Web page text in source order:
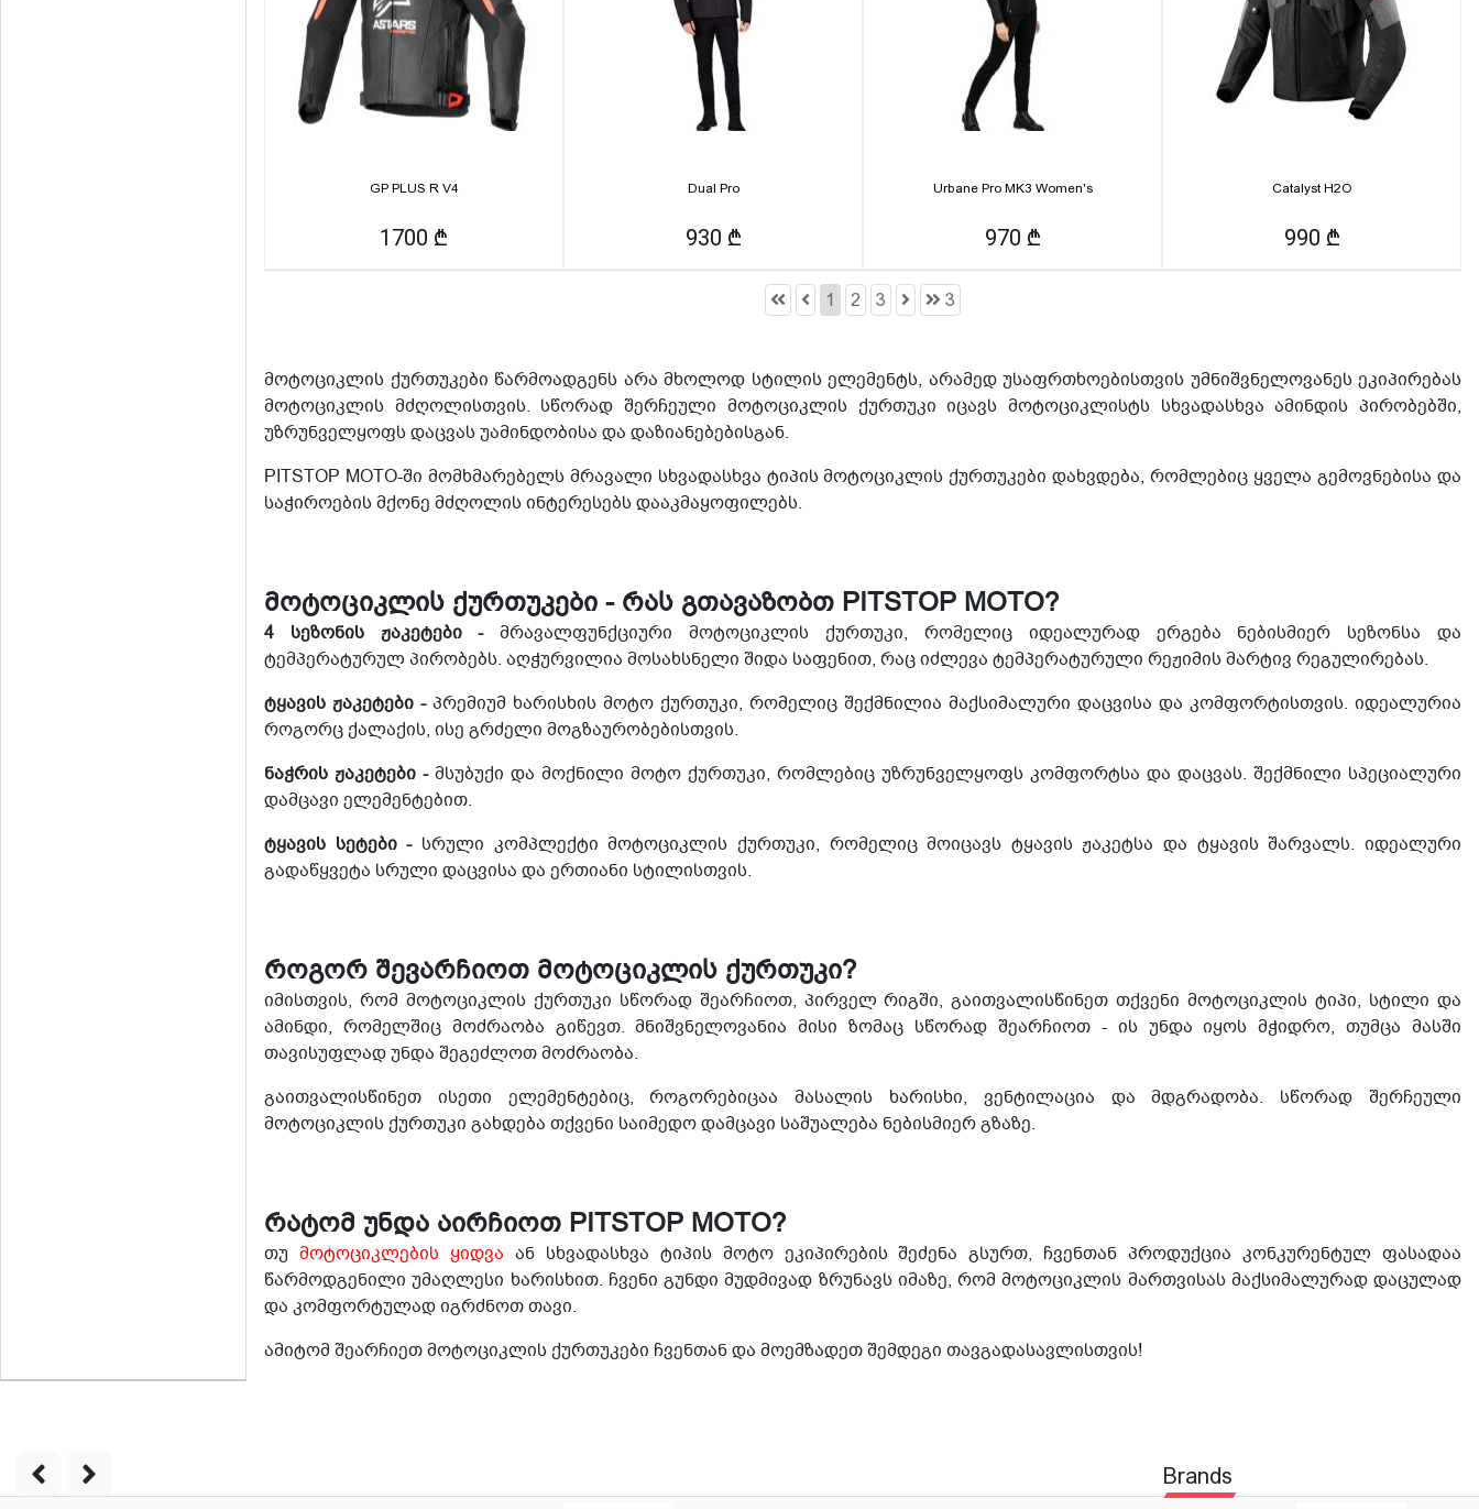
GP PLUS R V4
1700 ₾
Dual Pro
930 ₾
Urbane Pro MK3 Women's
970 ₾
Catalyst H2O
990 ₾
1 2 3 3
მოტოციკლის ქურთუკები წარმოადგენს არა მხოლოდ სტილის ელემენტს, არამედ უსაფრთხოებისთვის უმნიშვნელოვანეს ეკიპირებას
მოტოციკლის მძღოლისთვის. სწორად შერჩეული მოტოციკლის ქურთუკი იცავს მოტოციკლისტს სხვადასხვა ამინდის პირობებში,
უზრუნველყოფს დაცვას უამინდობისა და დაზიანებებისგან.
PITSTOP MOTO-ში მომხმარებელს მრავალი სხვადასხვა ტიპის მოტოციკლის ქურთუკები დახვდება, რომლებიც ყველა გემოვნებისა და
საჭიროების მქონე მძღოლის ინტერესებს დააკმაყოფილებს.
მოტოციკლის ქურთუკები - რას გთავაზობთ PITSTOP MOTO?
4 სეზონის ჟაკეტები -მრავალფუნქციური მოტოციკლის ქურთუკი, რომელიც იდეალურად ერგება ნებისმიერ სეზონსა და
ტემპერატურულ პირობებს. აღჭურვილია მოსახსნელი შიდა საფენით, რაც იძლევა ტემპერატურული რეჟიმის მარტივ რეგულირებას.
ტყავის ჟაკეტები -პრემიუმ ხარისხის მოტო ქურთუკი, რომელიც შექმნილია მაქსიმალური დაცვისა და კომფორტისთვის. იდეალურია
როგორც ქალაქის, ისე გრძელი მოგზაურობებისთვის.
ნაჭრის ჟაკეტები -მსუბუქი და მოქნილი მოტო ქურთუკი, რომლებიც უზრუნველყოფს კომფორტსა და დაცვას. შექმნილი სპეციალური
დამცავი ელემენტებით.
ტყავის სეტები -სრული კომპლექტი მოტოციკლის ქურთუკი, რომელიც მოიცავს ტყავის ჟაკეტსა და ტყავის შარვალს. იდეალური
გადაწყვეტა სრული დაცვისა და ერთიანი სტილისთვის.
როგორ შევარჩიოთ მოტოციკლის ქურთუკი?
იმისთვის, რომ მოტოციკლის ქურთუკი სწორად შეარჩიოთ, პირველ რიგში, გაითვალისწინეთ თქვენი მოტოციკლის ტიპი, სტილი და
ამინდი, რომელშიც მოძრაობა გიწევთ. მნიშვნელოვანია მისი ზომაც სწორად შეარჩიოთ - ის უნდა იყოს მჭიდრო, თუმცა მასში
თავისუფლად უნდა შეგეძლოთ მოძრაობა.
გაითვალისწინეთ ისეთი ელემენტებიც, როგორებიცაა მასალის ხარისხი, ვენტილაცია და მდგრადობა. სწორად შერჩეული
მოტოციკლის ქურთუკი გახდება თქვენი საიმედო დამცავი საშუალება ნებისმიერ გზაზე.
რატომ უნდა აირჩიოთ PITSTOP MOTO?
თუ მოტოციკლების ყიდვა ან სხვადასხვა ტიპის მოტო ეკიპირების შეძენა გსურთ, ჩვენთან პროდუქცია კონკურენტულ ფასადაა
წარმოდგენილი უმაღლესი ხარისხით. ჩვენი გუნდი მუდმივად ზრუნავს იმაზე, რომ მოტოციკლის მართვისას მაქსიმალურად დაცულად
და კომფორტულად იგრძნოთ თავი.
ამიტომ შეარჩიეთ მოტოციკლის ქურთუკები ჩვენთან და მოემზადეთ შემდეგი თავგადასავლისთვის!
Brands